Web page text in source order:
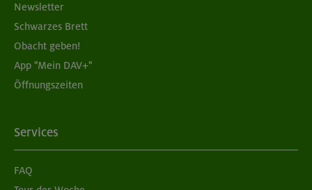
Newsletter
Schwarzes Brett
Obacht geben!
App "Mein DAV+"
Öffnungszeiten
Services
FAQ